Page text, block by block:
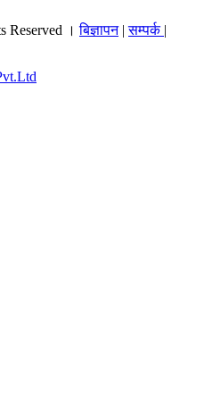
Reserved ।बिज्ञापन|सम्पर्क |